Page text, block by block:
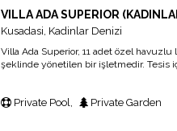
Kusadasi Kadinlar Denizi
Villa Ada Superior, 11 adet özel
şeklinde yönetilen bir işletmedir. Tesis
özel yüzme havuzu ile panoramik deniz
Private Pool Private Garden